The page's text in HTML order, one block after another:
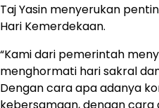
Taj Yasin menyerukan
Hari Kemerdekaan.
“Kami dari pemerintah
menghormati hari sakral
Dengan cara apa adanya
kebersamaan, dengan